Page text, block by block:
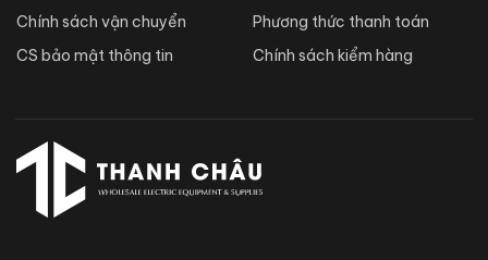
Chính sách vận chuyển
CS bảo mật thông tin
Phương thức thanh toán
Chính sách kiểm hàng